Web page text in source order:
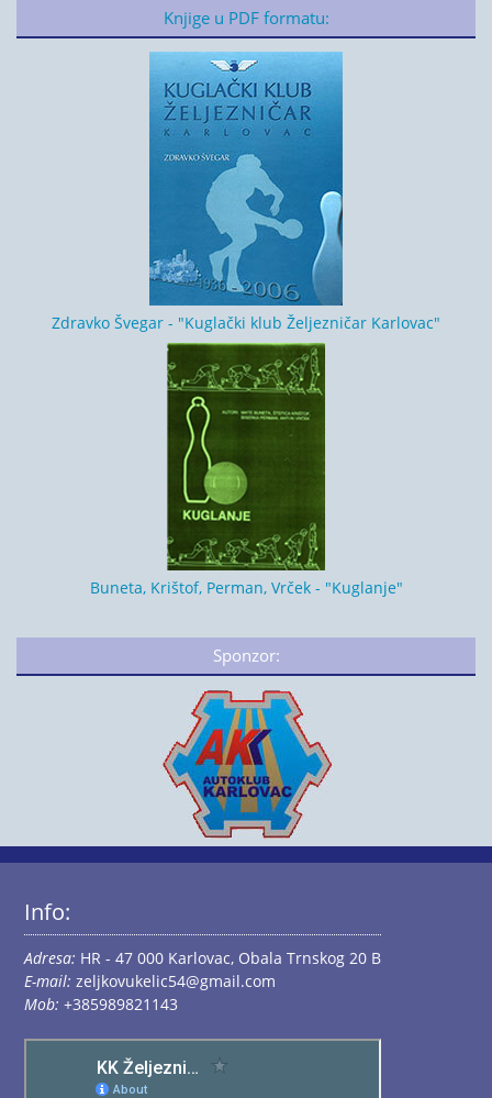
Knjige u PDF formatu:
Zdravko Švegar - "Kuglački klub Željezničar Karlovac"
Buneta, Krištof, Perman, Vrček - "Kuglanje"
Sponzor:
Info:
Adresa: HR - 47 000 Karlovac, Obala Trnskog 20 B
E-mail: zeljkovukelic54@gmail.com
Mob: +385989821143